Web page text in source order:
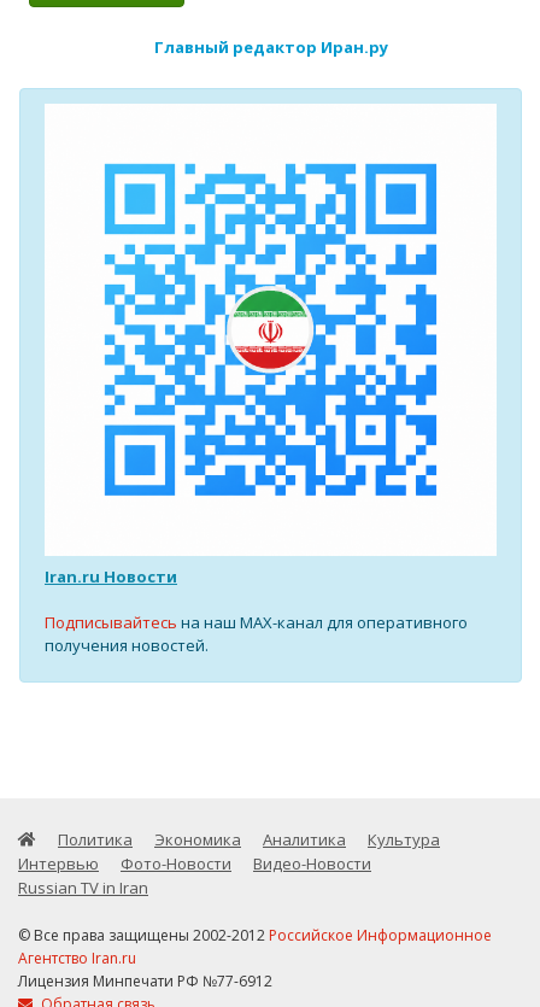
Главный редактор Иран.ру
Iran.ru Новости
Подписывайтесь на наш MAX-канал для оперативного
получения новостей.
Политика Экономика Аналитика
Культура
Интервью
Фото-Новости
Видео-Новости
Russian TV in Iran
© Все права защищены 2002-2012 Российское Информационное
Агентство Iran.ru
Лицензия Минпечати РФ №77-6912